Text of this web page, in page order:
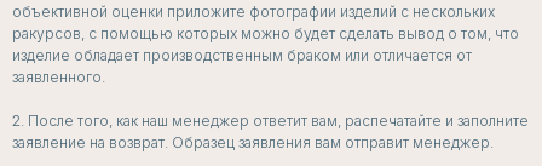
объективной оценки приложите фотографии изделий с нескольких
ракурсов, с помощью которых можно будет сделать вывод о том, что
изделие обладает производственным браком или отличается от
заявленного.
2. После того, как наш менеджер ответит вам, распечатайте и заполните
заявление на возврат. Образец заявления вам отправит менеджер.